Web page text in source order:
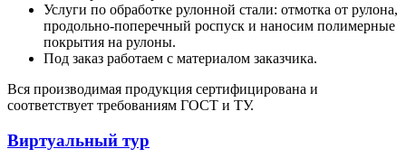
Услуги по обработке рулонной стали: отмотка от рулона,
продольно-поперечный роспуск и наносим полимерные
покрытия на рулоны.
Под заказ работаем с материалом заказчика.
Вся производимая продукция сертифицирована и
соответствует требованиям ГОСТ и ТУ.
Виртуальный тур